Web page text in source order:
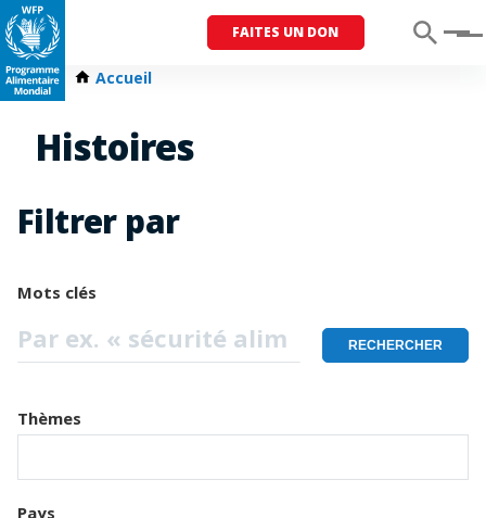
FAITES UN DON Menu
Accueil
Histoires
Filtrer par
Mots clés
Thèmes
Pays